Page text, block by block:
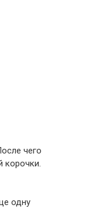
чего
корочки.
одну